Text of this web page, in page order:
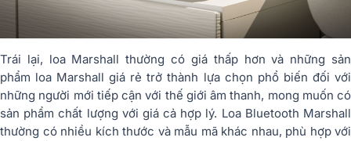
Trái lại, loa Marshall thường có giá thấp hơn và những sản
phẩm loa Marshall giá rẻ trở thành lựa chọn phổ biến đối với
những người mới tiếp cận với thế giới âm thanh, mong muốn có
sản phẩm chất lượng với giá cả hợp lý. Loa Bluetooth Marshall
thường có nhiều kích thước và mẫu mã khác nhau, phù hợp với